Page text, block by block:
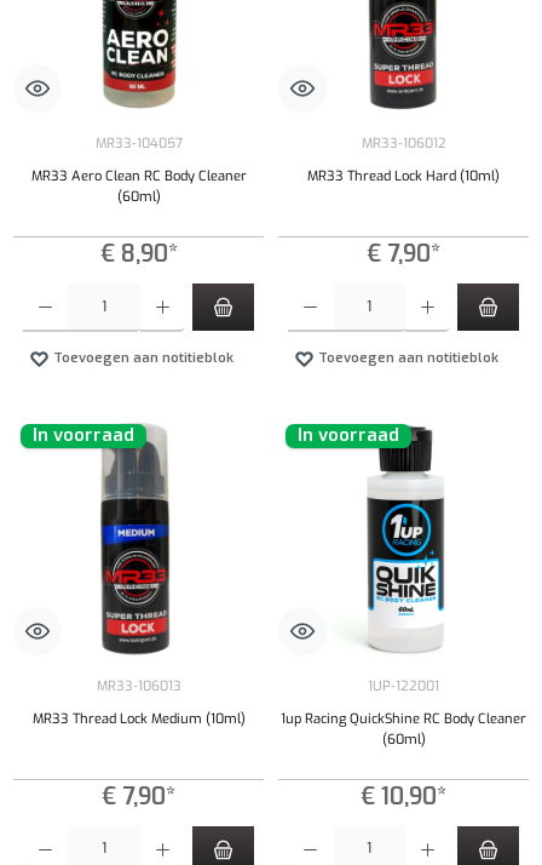
MR33-104057
MR33 Aero Clean RC Body Cleaner
(60ml)
€ 8,90*
Toevoegen aan notitieblok
MR33-106012
MR33 Thread Lock Hard (10ml)
€ 7,90*
Toevoegen aan notitieblok
In voorraad
MR33-106013
MR33 Thread Lock Medium (10ml)
€ 7,90*
In voorraad
1UP-122001
1up Racing QuickShine RC Body Cleaner
(60ml)
€ 10,90*